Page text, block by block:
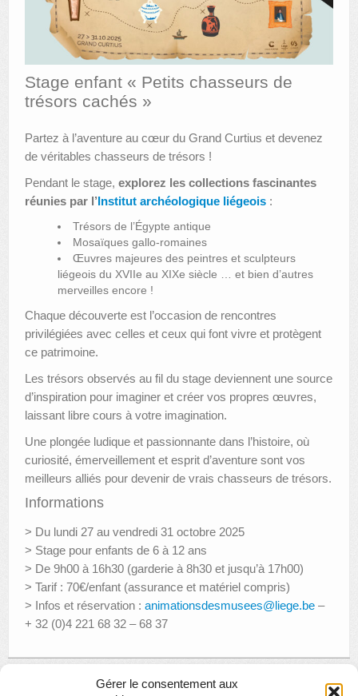
Gérer le consentement aux
AUTRES LIEUX
ANIMATIONS DES MUSÉES
PUBLICATIONS
LES APPELS À PROJETS
LE PORTAIL DES COLLECTIONS
Stage enfant « Petits chasseurs de
trésors cachés »
Partez à l’aventure au cœur du Grand Curtius et devenez
de véritables chasseurs de trésors !
Pendant le stage, explorez les collections fascinantes
réunies par l’Institut archéologique liégeois :
Trésors de l’Égypte antique
Mosaïques gallo-romaines
Œuvres majeures des peintres et sculpteurs
liégeois du XVIIe au XIXe siècle … et bien d’autres
merveilles encore !
Chaque découverte est l’occasion de rencontres
privilégiées avec celles et ceux qui font vivre et protègent
ce patrimoine.
Les trésors observés au fil du stage deviennent une source
d’inspiration pour imaginer et créer vos propres œuvres,
laissant libre cours à votre imagination.
Une plongée ludique et passionnante dans l’histoire, où
curiosité, émerveillement et esprit d’aventure sont vos
meilleurs alliés pour devenir de vrais chasseurs de trésors.
Informations
> Du lundi 27 au vendredi 31 octobre 2025
> Stage pour enfants de 6 à 12 ans
> De 9h00 à 16h30 (garderie à 8h30 et jusqu’à 17h00)
> Tarif : 70€/enfant (assurance et matériel compris)
> Infos et réservation : animationsdesmusees@liege.be –
+ 32 (0)4 221 68 32 – 68 37
Concert du Trio « Van Dieren, Leuridan, Otte » à La